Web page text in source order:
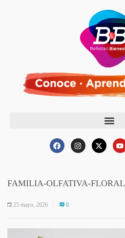
FAMILIA-OLFATIVA-FLORAL
25 mayo, 2026 0